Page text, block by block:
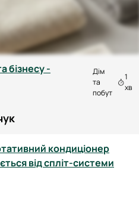
бізнесу -
Дім
та
побут
1
хв
кондиціонер
від спліт-системи